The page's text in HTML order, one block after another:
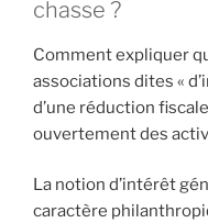
chasse ?
Comment expliquer
associations dites «
d’une réduction
ouvertement des
La notion d’intérêt
caractère